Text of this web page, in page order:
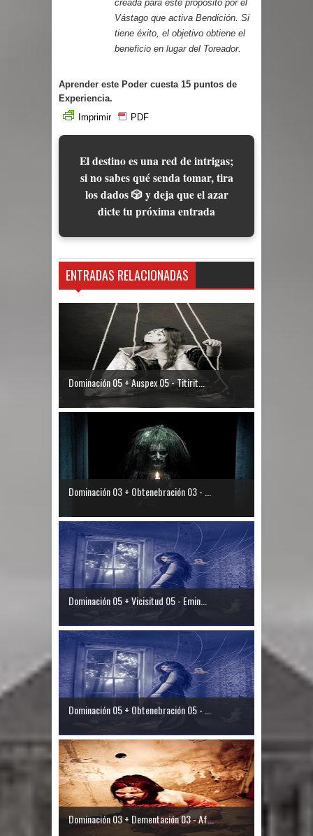
creada para este propósito por el
Vástago que activa Bendición. Si
tiene éxito, el objetivo obtiene el
beneficio en lugar del Toreador.
Aprender este Poder cuesta 15 puntos de
Experiencia.
Imprimir
PDF
El destino es una red de intrigas;
si no sabes qué senda tomar, tira
los dados 🎲 y deja que el azar
dicte tu próxima entrada
ENTRADAS RELACIONADAS
Dominación 05 + Auspex 05 - Titirit...
Dominación 03 + Obtenebración 03 - ...
Dominación 05 + Vicisitud 05 - Emin...
Dominación 05 + Obtenebración 05 - ...
Dominación 03 + Dementación 03 - Af...